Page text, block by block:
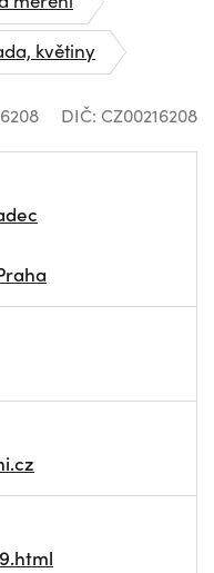
květiny
DIČ: CZ00216208